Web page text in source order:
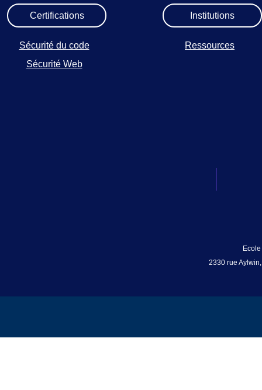
Certifications
Sécurité du code
Sécurité Web
Institutions
Ressources
2330 rue